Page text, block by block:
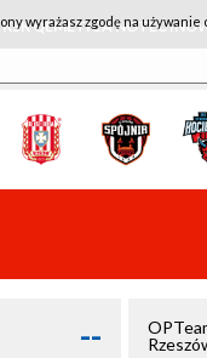
QEMETICA NOTEĆ
--
wyrażasz zgodę na